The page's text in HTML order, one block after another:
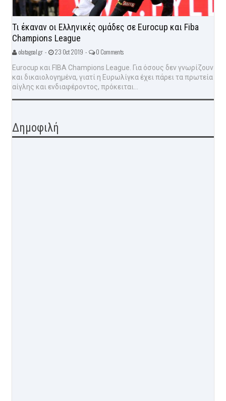
Τι έκαναν οι Ελληνικές ομάδες σε Eurocup και Fiba
Champions League
olatagoal.gr - 23 Oct 2019 - 0 Comments
Eurocup και FIBA Champions League. Για όσους δεν γνωρίζουν
και δικαιολογημένα, γιατί η Ευρωλίγκα έχει πάρει τα πρωτεία
αίγλης και ενδιαφέροντος, πρόκειται...
Δημοφιλή